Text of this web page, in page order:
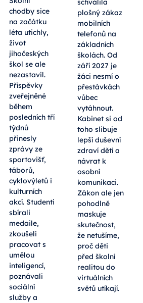
chodby sice
na začátku
léta utichly,
život
jihočeských
škol se ale
nezastavil.
Příspěvky
zveřejněné
během
posledních tří
týdnů
přinesly
zprávy ze
sportovišť,
táborů,
cyklovýletů i
kulturních
akcí. Studenti
sbírali
medaile,
zkoušeli
pracovat s
umělou
inteligencí,
poznávali
sociální
služby a
schválila
plošný zákaz
mobilních
telefonů na
základních
školách. Od
září 2027 je
žáci nesmí o
přestávkách
vůbec
vytáhnout.
Kabinet si od
toho slibuje
lepší duševní
zdraví dětí a
návrat k
osobní
komunikaci.
Zákon ale jen
pohodlně
maskuje
skutečnost,
že netušíme,
proč děti
před školní
realitou do
virtuálních
světů utíkají.